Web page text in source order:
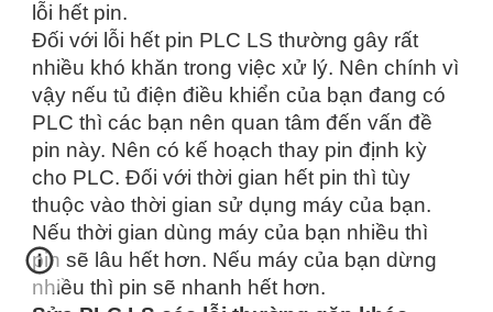
lỗi hết pin.
Đối với lỗi hết pin PLC LS thường gây rất
nhiều khó khăn trong việc xử lý. Nên chính vì
vậy nếu tủ điện điều khiển của bạn đang có
PLC thì các bạn nên quan tâm đến vấn đề
pin này. Nên có kế hoạch thay pin định kỳ
cho PLC. Đối với thời gian hết pin thì tùy
thuộc vào thời gian sử dụng máy của bạn.
Nếu thời gian dùng máy của bạn nhiều thì
pin sẽ lâu hết hơn. Nếu máy của bạn dừng
nhiều thì pin sẽ nhanh hết hơn.